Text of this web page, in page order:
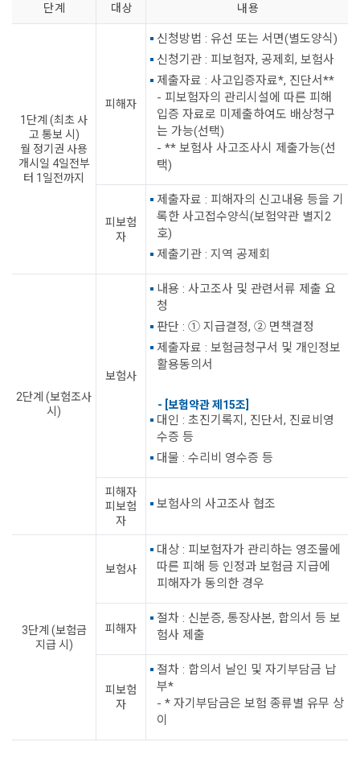
단 계 대 상 내 용
1단계 (최초 사
고 통보 시)
월 정기권 사용
개시일 4일전부
터 1일전까지
피해자
신청방법 : 유선 또는 서면(별도양식)
신청기관 : 피보험자, 공제회, 보험사
제출자료 : 사고입증자료*, 진단서**
- 피보험자의 관리시설에 따른 피해
입증 자료로 미제출하여도 배상청구
는 가능(선택)
- ** 보험사 사고조사시 제출가능(선
택)
피보험
자
제출자료 : 피해자의 신고내용 등을 기
록한 사고접수양식(보험약관 별지2
호)
제출기관 : 지역 공제회
2단계 (보험조사
시)
보험사
내용 : 사고조사 및 관련서류 제출 요
청
판단 : ① 지급결정, ② 면책결정
제출자료 : 보험금청구서 및 개인정보
활용동의서
- [보험약관 제15조]
대인 : 초진기록지, 진단서, 진료비영
수증 등
대물 : 수리비 영수증 등
피해자
피보험
자
보험사의 사고조사 협조
3단계 (보험금
지급 시)
보험사
대상 : 피보험자가 관리하는 영조물에
따른 피해 등 인정과 보험금 지급에
피해자가 동의한 경우
피해자
절차 : 신분증, 통장사본, 합의서 등 보
험사 제출
피보험
자
절차 : 합의서 날인 및 자기부담금 납
부*
- * 자기부담금은 보험 종류별 유무 상
이